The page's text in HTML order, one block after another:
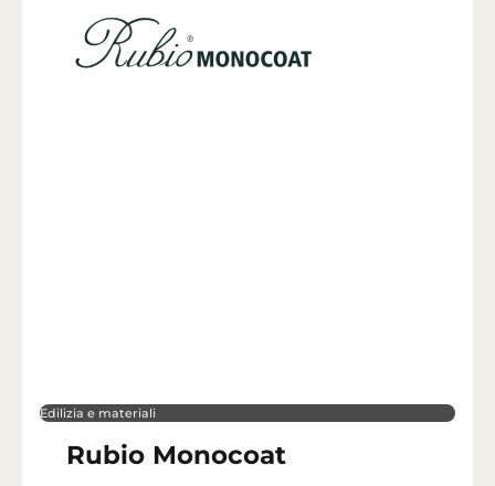
Edilizia e materiali
Rubio Monocoat